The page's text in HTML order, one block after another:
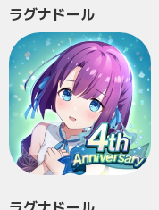
ラグナドール